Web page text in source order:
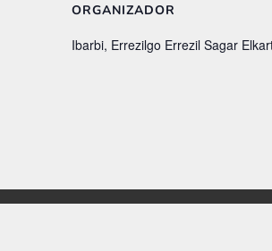
ORGANIZADOR
Ibarbi, Errezilgo Errezil Sagar